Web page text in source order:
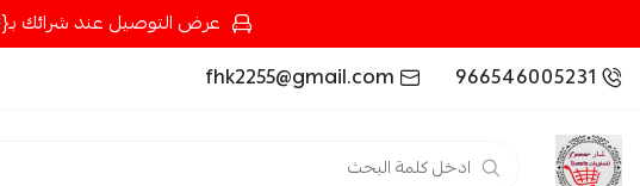
عرض التوصيل عند شرائك بـ{200ريال} التوصيل مجانا التوصيل في مكه فقط كل اسبوع اصناف جديدة
966546005231
fhk2255@gmail.com